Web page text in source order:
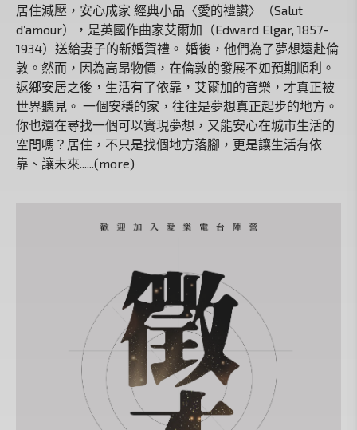
居住減壓，安心成家 經典小品〈愛的禮讚〉（Salut
d’amour），是英國作曲家艾爾加（Edward Elgar, 1857-
1934）送給妻子的新婚賀禮。 婚後，他們為了夢想遠赴倫
敦。然而，因為高昂物價，在倫敦的發展不如預期順利。
返鄉安居之後，生活有了依靠，艾爾加的音樂，才真正被
世界聽見。 一個安穩的家，往往是夢想真正起步的地方。
你也還在尋找一個可以實現夢想，又能安心在城市生活的
空間嗎？居住，不只是找個地方落腳，更是讓生活有依
靠、讓未來......(more)